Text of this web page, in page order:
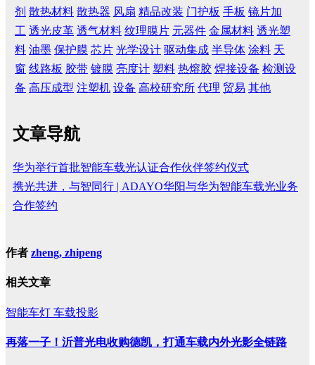
剂 散热材料 散热器 风扇 精品改装 门护板 手板 镜片加
工 透光皮革 透气材料 纹理膜片 元器件 金属材料 透光塑
料 油墨 保护膜 芯片 光学设计 驱动集成 半导体 涂料 天
窗 线路板 胶带 镀膜 亮度计 塑料 热熔胶 焊接设备 检测设
备 高压成型 注塑机 设备 高校研究所 代理 贸易 其他
文章导航
华为举行首批智能车载光认证合作伙伴签约仪式
携光共进，与智同行 | ADAYO华阳与华为智能车载光业务
合作签约
作者 zheng, zhipeng
相关文章
智能车灯 车载投影
再落一子！沂普光电收购德凯，打通车载内外光影全链路